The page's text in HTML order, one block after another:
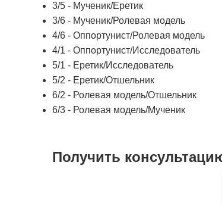
3/5 - Мученик/Еретик
3/6 - Мученик/Ролевая модель
4/6 - Оппортунист/Ролевая модель
4/1 - Оппортунист/Исследователь
5/1 - Еретик/Исследователь
5/2 - Еретик/Отшельник
6/2 - Ролевая модель/Отшельник
6/3 - Ролевая модель/Мученик
Получить